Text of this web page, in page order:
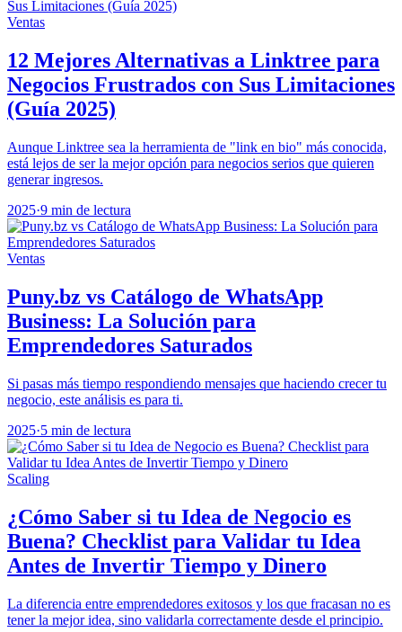
Ventas
12 Mejores Alternativas a Linktree para
Negocios Frustrados con Sus Limitaciones
(Guía 2025)
Aunque Linktree sea la herramienta de "link en bio" más conocida,
está lejos de ser la mejor opción para negocios serios que quieren
generar ingresos.
2025·9 min de lectura
Ventas
Puny.bz vs Catálogo de WhatsApp
Business: La Solución para
Emprendedores Saturados
Si pasas más tiempo respondiendo mensajes que haciendo crecer tu
negocio, este análisis es para ti.
2025·5 min de lectura
Scaling
¿Cómo Saber si tu Idea de Negocio es
Buena? Checklist para Validar tu Idea
Antes de Invertir Tiempo y Dinero
La diferencia entre emprendedores exitosos y los que fracasan no es
tener la mejor idea, sino validarla correctamente desde el principio.